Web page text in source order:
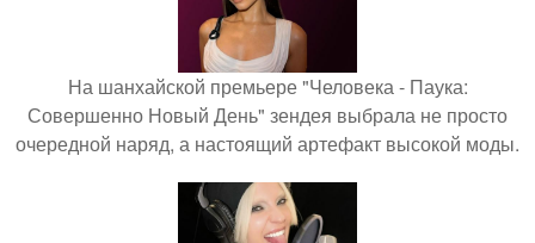
На шанхайской премьере "Человека - Паука:
Совершенно Новый День" зендея выбрала не просто
очередной наряд, а настоящий артефакт высокой моды.